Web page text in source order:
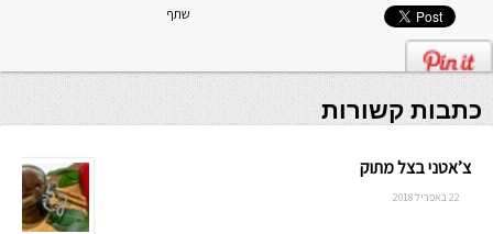
שתף
כתבות קשורות
צ’אטני בצל מתוק
22 באפריל 2018